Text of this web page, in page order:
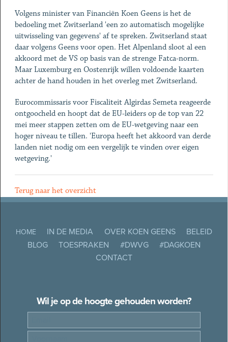
Volgens minister van Financiën Koen Geens is het de
bedoeling met Zwitserland 'een zo automatisch mogelijke
uitwisseling van gegevens' af te spreken. Zwitserland staat
daar volgens Geens voor open. Het Alpenland sloot al een
akkoord met de VS op basis van de strenge Fatca-norm.
Maar Luxemburg en Oostenrijk willen voldoende kaarten
achter de hand houden in het overleg met Zwitserland.
Eurocommissaris voor Fiscaliteit Algirdas Semeta reageerde
ontgoocheld en hoopt dat de EU-leiders op de top van 22
mei meer stappen zetten om de EU-wetgeving naar een
hoger niveau te tillen. 'Europa heeft het akkoord van derde
landen niet nodig om een vergelijk te vinden over eigen
wetgeving.'
Terug naar het overzicht
HOME IN DE MEDIA OVER KOEN GEENS
BELEID
BLOG
TOESPRAKEN #DWVG
#DAGKOEN
CONTACT
Wil je op de hoogte gehouden worden?